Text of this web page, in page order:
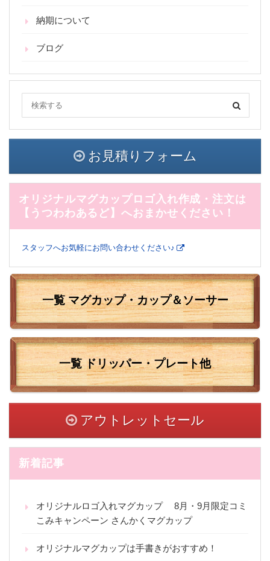
納期について
ブログ
お見積りフォーム
オリジナルマグカップロゴ入れ作成・注文は
【うつわわあるど】へおまかせください！
スタッフへお気軽にお問い合わせください♪
一覧 マグカップ・カップ＆ソーサー
一覧ドリッパー・プレート他
アウトレットセール
新着記事
オリジナルロゴ入れマグカップ 8月・9月限定コミ
こみキャンペーン さんかくマグカップ
オリジナルマグカップは手書きがおすすめ！